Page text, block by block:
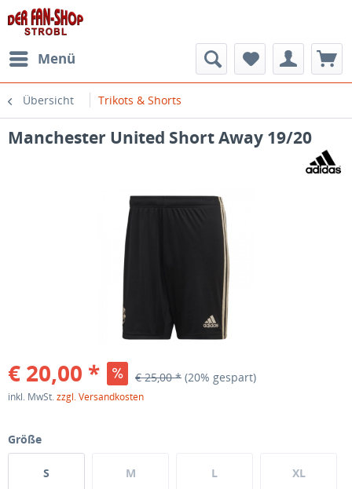
Menü
Übersicht Trikots & Shorts
Manchester United Short Away 19/20
€ 20,00 * € 25,00 * (20% gespart)
inkl. MwSt.zzgl. Versandkosten
Größe
S M L XL